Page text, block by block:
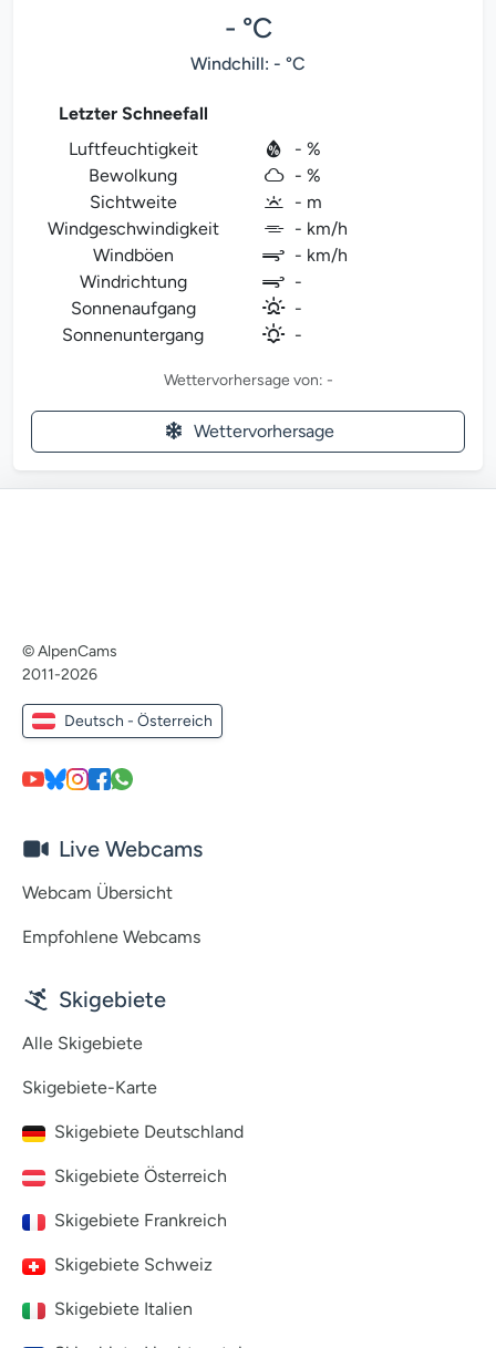
- °C
Windchill: - °C
Letzter Schneefall
Luftfeuchtigkeit
- %
Bewolkung
- %
Sichtweite
- m
Windgeschwindigkeit
- km/h
Windböen
- km/h
Windrichtung
-
Sonnenaufgang
-
Sonnenuntergang
-
Wettervorhersage von: -
Wettervorhersage
© AlpenCams
2011-2026
Deutsch - Österreich
Live Webcams
Webcam Übersicht
Empfohlene Webcams
Skigebiete
Alle Skigebiete
Skigebiete-Karte
Skigebiete Deutschland
Skigebiete Österreich
Skigebiete Frankreich
Skigebiete Schweiz
Skigebiete Italien